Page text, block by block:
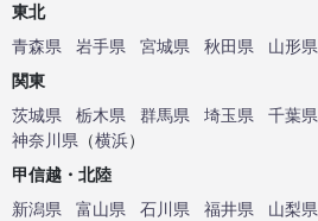
東北
青森県
岩手県 宮城県 秋田県 山形県
関東
茨城県
栃木県 群馬県 埼玉県 千葉県
神奈川県 （横浜）
甲信越・北陸
新潟県
富山県 石川県 福井県 山梨県